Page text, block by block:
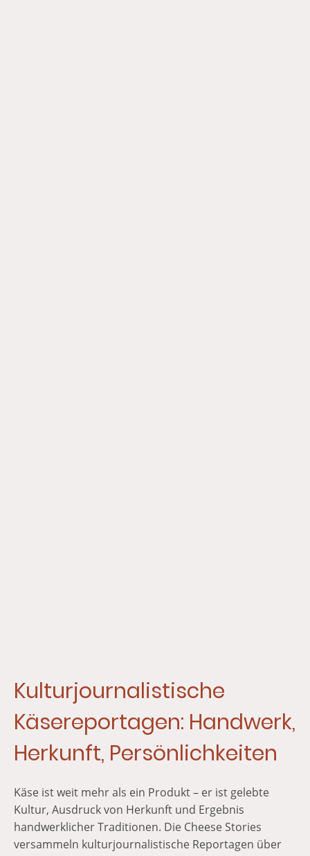
Kulturjournalistische
Käsereportagen: Handwerk,
Herkunft, Persönlichkeiten
Käse ist weit mehr als ein Produkt – er ist gelebte
Kultur, Ausdruck von Herkunft und Ergebnis
handwerklicher Traditionen. Die Cheese Stories
versammeln kulturjournalistische Reportagen über